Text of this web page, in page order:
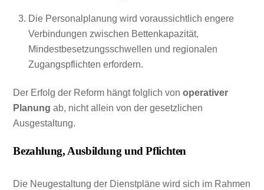
Die Personalplanung wird voraussichtlich engere
Verbindungen zwischen Bettenkapazität,
Mindestbesetzungsschwellen und regionalen
Zugangspflichten erfordern.
Der Erfolg der Reform hängt folglich vonoperativer
Planung ab, nicht allein von der gesetzlichen
Ausgestaltung.
Bezahlung, Ausbildung und Pflichten
Die Neugestaltung der Dienstpläne wird sich im Rahmen